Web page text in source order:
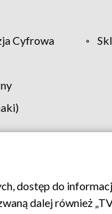
Cyfrowa
Kontakt
dostęp do
dalej również